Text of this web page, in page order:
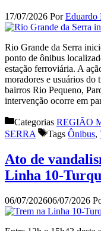
17/07/2026 PorEduardo
Rio Grande da Serra
ponto de ônibus
estação ferroviária. A
moradores e usuários do
bairros Rio Pequeno,
intervenção ocorre em
Categorias REGIÃO
SERRA
Tags Ônibus,
Ato de
Linha 10-
06/07/202606/07/2026